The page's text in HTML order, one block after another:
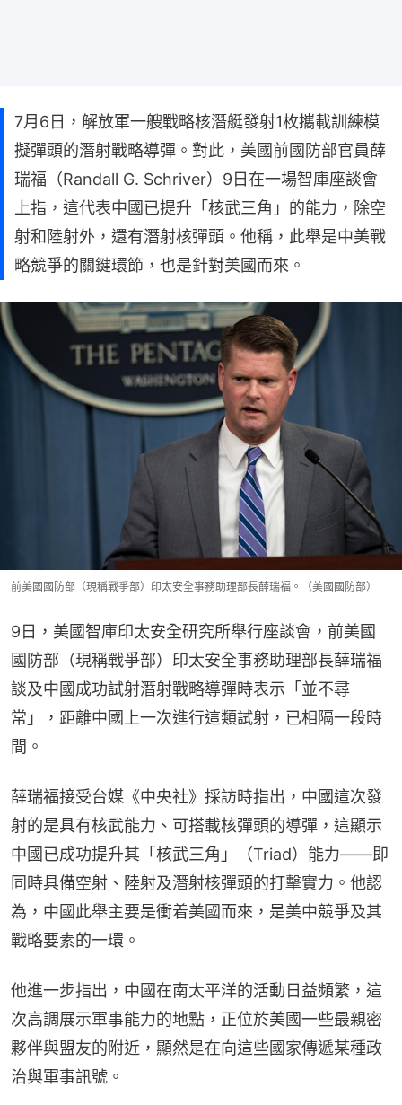
7月6日，解放軍一艘戰略核潛艇發射1枚攜載訓練模
擬彈頭的潛射戰略導彈。對此，美國前國防部官員薛
瑞福（Randall G. Schriver）9日在一場智庫座談會
上指，這代表中國已提升「核武三角」的能力，除空
射和陸射外，還有潛射核彈頭。他稱，此舉是中美戰
略競爭的關鍵環節，也是針對美國而來。
前美國國防部（現稱戰爭部）印太安全事務助理部長薛瑞福。（美國國防部）
9日，美國智庫印太安全研究所舉行座談會，前美國
國防部（現稱戰爭部）印太安全事務助理部長薛瑞福
談及中國成功試射潛射戰略導彈時表示「並不尋
常」，距離中國上一次進行這類試射，已相隔一段時
間。
薛瑞福接受台媒《中央社》採訪時指出，中國這次發
射的是具有核武能力、可搭載核彈頭的導彈，這顯示
中國已成功提升其「核武三角」（Triad）能力——即
同時具備空射、陸射及潛射核彈頭的打擊實力。他認
為，中國此舉主要是衝着美國而來，是美中競爭及其
戰略要素的一環。
他進一步指出，中國在南太平洋的活動日益頻繁，這
次高調展示軍事能力的地點，正位於美國一些最親密
夥伴與盟友的附近，顯然是在向這些國家傳遞某種政
治與軍事訊號。